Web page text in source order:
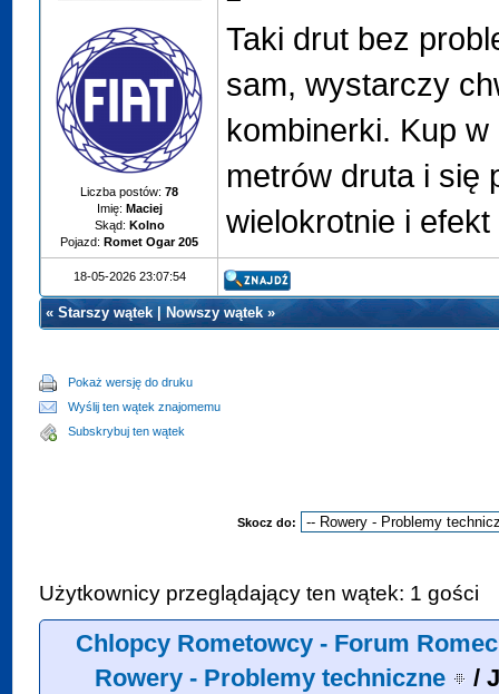
Liczba postów:78
Imię: Maciej
Skąd: Kolno
Pojazd: Romet Ogar 205
Taki drut bez
sam, wystarczy
kombinerki. Kup
metrów druta i się
wielokrotnie i
18-05-2026 23:07:54
«Starszy wątek Nowszy wątek»
Pokaż wersję do druku
Wyślij ten wątek znajomemu
Subskrybuj ten wątek
Skocz do:
Użytkownicy przeglądający ten wątek: 1 gości
Chlopcy Rometowcy - Forum
Rowery - Problemy techniczne
/